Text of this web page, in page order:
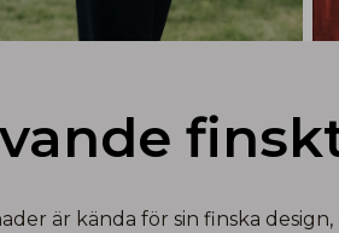
är kända för sin finska